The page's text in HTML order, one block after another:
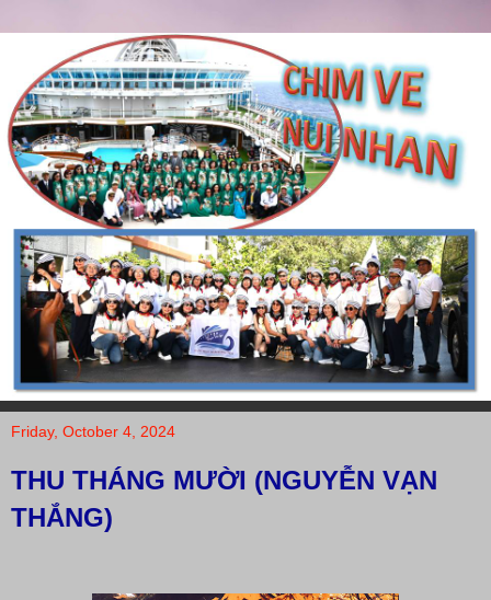
Friday, October 4, 2024
THU THÁNG MƯỜI (NGUYỄN VẠN
THẮNG)